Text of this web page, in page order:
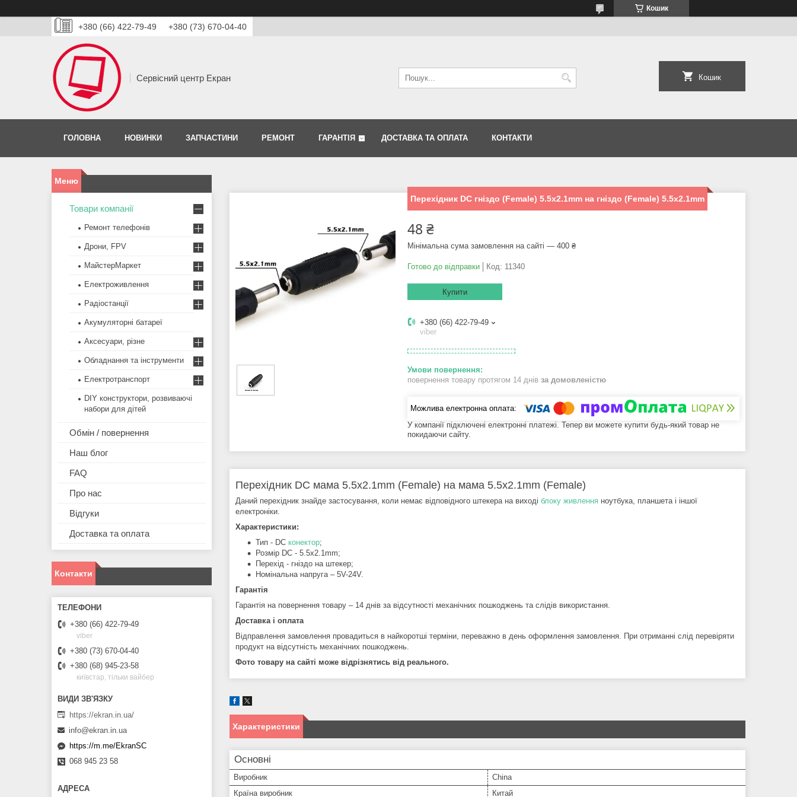
Кошик
+380 (66) 422-79-49 +380 (73) 670-04-40
Сервісний центр Екран Кошик
ГОЛОВНА НОВИНКИ ЗАПЧАСТИНИ РЕМОНТ ГАРАНТІЯ ДОСТАВКА ТА ОПЛАТА КОНТАКТИ
Перехідник DC гніздо (Female) 5.5x2.1mm на гніздо (Female) 5.5x2.1mm
48 ₴
Мінімальна сума замовлення на сайті — 400 ₴
Готово до відправки Код: 11340
Купити
+380 (66) 422-79-49
viber
повернення товару протягом 14 днів за домовленістю
У компанії підключені електронні платежі. Тепер ви можете купити будь-який товар не
покидаючи сайту.
Перехідник DC мама 5.5x2.1mm (Female) на мама 5.5x2.1mm (Female)
Даний перехідник знайде застосування, коли немає відповідного штекера на виході блоку живлення ноутбука, планшета і іншої
електроніки.
Характеристики:
Тип - DC конектор;
Розмір DC - 5.5x2.1mm;
Перехід - гніздо на штекер;
Номінальна напруга – 5V-24V.
Гарантія
Гарантія на повернення товару – 14 днів за відсутності механічних пошкоджень та слідів використання.
Доставка і оплата
Відправлення замовлення провадиться в найкоротші терміни, переважно в день оформлення замовлення. При отриманні слід перевіряти
продукт на відсутність механічних пошкоджень.
Фото товару на сайті може відрізнятись від реального.
Характеристики
Основні
Виробник
China
Країна виробник
Китай
Товари компанії
Ремонт телефонів
Дрони, FPV
МайстерМаркет
Електроживлення
Радіостанції
Акумуляторні батареї
Аксесуари, різне
Обладнання та інструменти
Електротранспорт
DIY конструктори, розвиваючі
набори для дітей
Обмін / повернення
Наш блог
FAQ
Про нас
Відгуки
Доставка та оплата
Контакти
+380 (66) 422-79-49
viber
+380 (73) 670-04-40
+380 (68) 945-23-58
київстар, тільки вайбер
https://ekran.in.ua/
info@ekran.in.ua
https://m.me/EkranSC
068 945 23 58